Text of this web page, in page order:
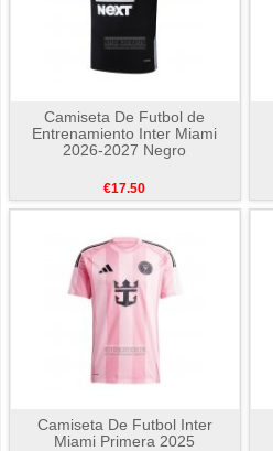
Camiseta De Futbol de
Entrenamiento Inter Miami
2026-2027 Negro
€17.50
Camiseta De Futbol Inter
Miami Primera 2025